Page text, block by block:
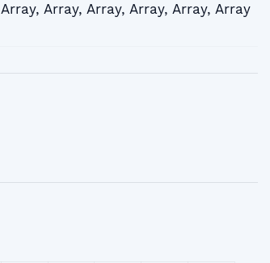
Array, Array, Array, Array, Array, Array